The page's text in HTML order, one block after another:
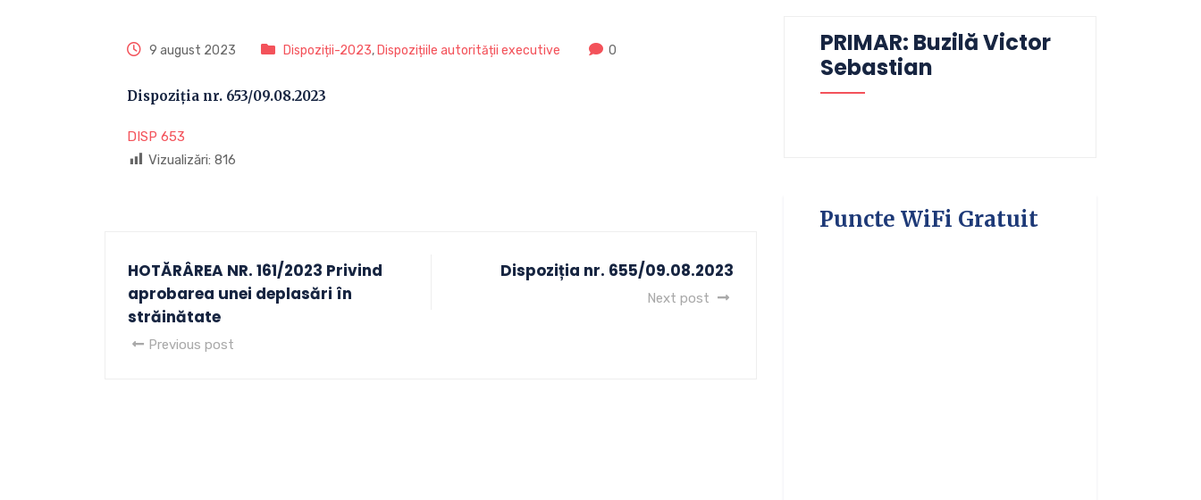
9 august 2023 Dispoziții-2023, Dispozițiile autorității executive 0
Dispoziția nr. 653/09.08.2023
DISP 653
Vizualizări: 816
HOTĂRÂREA NR. 161/2023 Privind
aprobarea unei deplasări în
străinătate
Previous post
Dispoziția nr. 655/09.08.2023
Next post
PRIMAR: Buzilă Victor
Sebastian
Puncte WiFi Gratuit